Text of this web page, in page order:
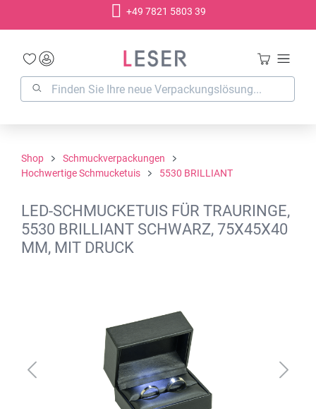
+49 7821 5803 39
Shop
Schmuckverpackungen
Hochwertige Schmucketuis
5530 BRILLIANT
LED-SCHMUCKETUIS FÜR TRAURINGE,
5530 BRILLIANT SCHWARZ, 75X45X40
MM, MIT DRUCK